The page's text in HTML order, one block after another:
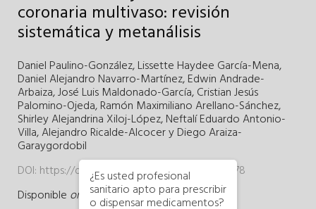
coronaria multivaso: revisión
sistemática y metanálisis
Daniel Paulino-González,Lissette Haydee García-Mena,
Daniel Alejandro Navarro-Martínez,Edwin Andrade-
Arbaiza,José Luis Maldonado-García,Cristian Jesús
Palomino-Ojeda,Ramón Maximiliano Arellano-Sánchez,
Shirley Alejandrina Xiloj-López,Neftalí Eduardo Antonio-
Villa,Alejandro Ricalde-AlcoceryDiego Araiza-
Garaygordobil
DOI: https://doi.org/10.24875/RECIC.M26000578
Disponible online: 17/04/2026
¿Es usted profesional
sanitario apto para prescribir
o dispensar medicamentos?